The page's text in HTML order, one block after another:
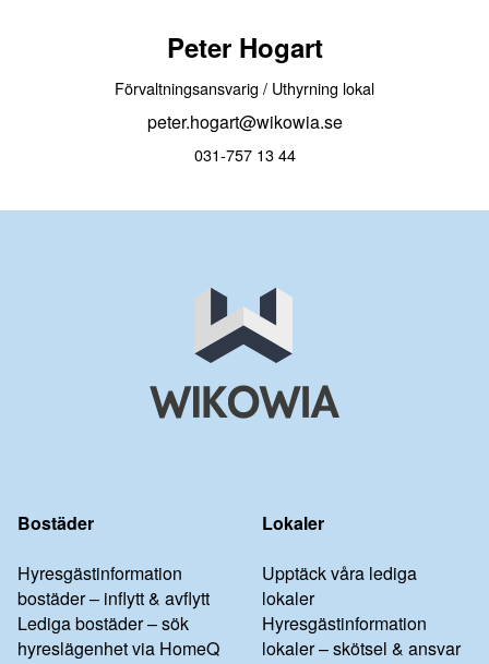
Peter Hogart
Förvaltningsansvarig / Uthyrning lokal
peter.hogart@wikowia.se
031-757 13 44
Bostäder
Hyresgästinformation
bostäder – inflytt & avflytt
Lediga bostäder – sök
hyreslägenhet via HomeQ
Lokaler
Upptäck våra lediga
lokaler
Hyresgästinformation
lokaler – skötsel & ansvar